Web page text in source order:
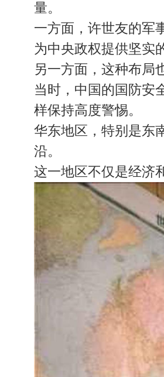
量。
一方面，许世友的军
为中央政权提供坚实
另一方面，这种布局
当时，中国的国防安
样保持高度警惕。
华东地区，特别是东
沿。
这一地区不仅是经济